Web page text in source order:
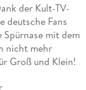
der Kult-TV-
deutsche Fans
mit dem
nicht mehr
Groß und Klein!